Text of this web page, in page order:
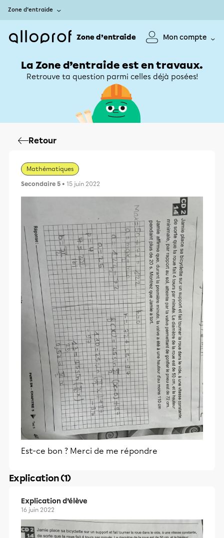
Zone d’entraide
Zone d’entraide Mon compte
La Zone d’entraide est en travaux.
Retrouve ta question parmi celles déjà posées!
Retour
Mathématiques
Secondaire 5 • 15 juin 2022
Est-ce bon ? Merci de me répondre
Explication (1)
Explication d’élève
16 juin 2022